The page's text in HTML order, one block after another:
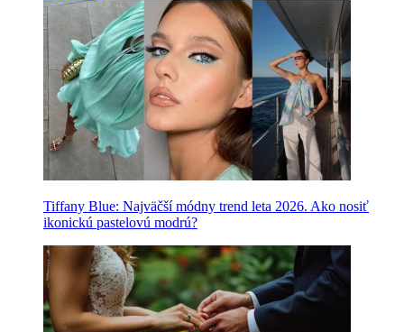
Tiffany Blue: Najväčší módny trend leta 2026. Ako nosiť
ikonickú pastelovú modrú?